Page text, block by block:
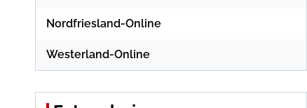
Nordfriesland-Online
Westerland-Online